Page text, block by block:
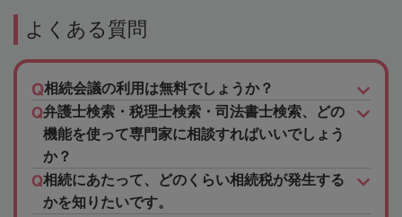
よくある質問
相続会議の利用は無料でしょうか？
弁護士検索・税理士検索・司法書士検索、どの
機能を使って専門家に相談すればいいでしょう
か？
相続にあたって、どのくらい相続税が発生する
かを知りたいです。